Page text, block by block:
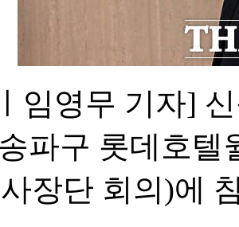
임영무 기자]
파구 롯데호텔
장단 회의)에